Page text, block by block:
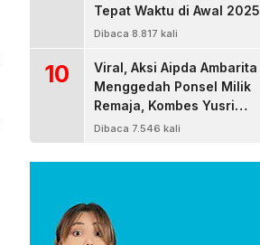
Tepat Waktu di Awal 2025
Dibaca 8.817 kali
10
Viral, Aksi Aipda Ambarita
Menggedah Ponsel Milik
Remaja, Kombes Yusri
Bereaksi
Dibaca 7.546 kali